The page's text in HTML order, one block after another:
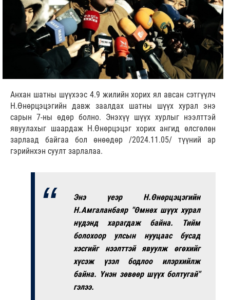
Анхан шатны шүүхээс 4.9 жилийн хорих ял авсан сэтгүүлч
Н.Өнөрцэцэгийн давж заалдах шатны шүүх хурал энэ
сарын 7-ны өдөр болно. Энэхүү шүүх хурлыг нээлттэй
явуулахыг шаардаж Н.Өнөрцэцэг хорих ангид өлсгөлөн
зарлаад байгаа бол өнөөдөр /2024.11.05/ түүний ар
гэрийнхэн суулт зарлалаа.
Энэ үеэр Н.Өнөрцэцэгийн
Н.Амгаланбаяр "Өмнөх шүүх хурал
нүдэнд харагдаж байна. Тийм
болохоор улсын нууцаас бусад
хэсгийг нээлттэй явуулж өгөхийг
хүсэж үзэл бодлоо илэрхийлж
байна. Үнэн зөвөөр шүүх болтугай"
гэлээ.